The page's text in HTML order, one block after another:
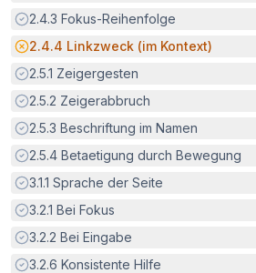
Erfüllt:
2.4.3 Fokus-Reihenfolge
Potenzielle Barriere:
2.4.4 Linkzweck (im Kontext)
Erfüllt:
2.5.1 Zeigergesten
Erfüllt:
2.5.2 Zeigerabbruch
Erfüllt:
2.5.3 Beschriftung im Namen
Erfüllt:
2.5.4 Betaetigung durch Bewegung
Erfüllt:
3.1.1 Sprache der Seite
Erfüllt:
3.2.1 Bei Fokus
Erfüllt:
3.2.2 Bei Eingabe
Erfüllt:
3.2.6 Konsistente Hilfe